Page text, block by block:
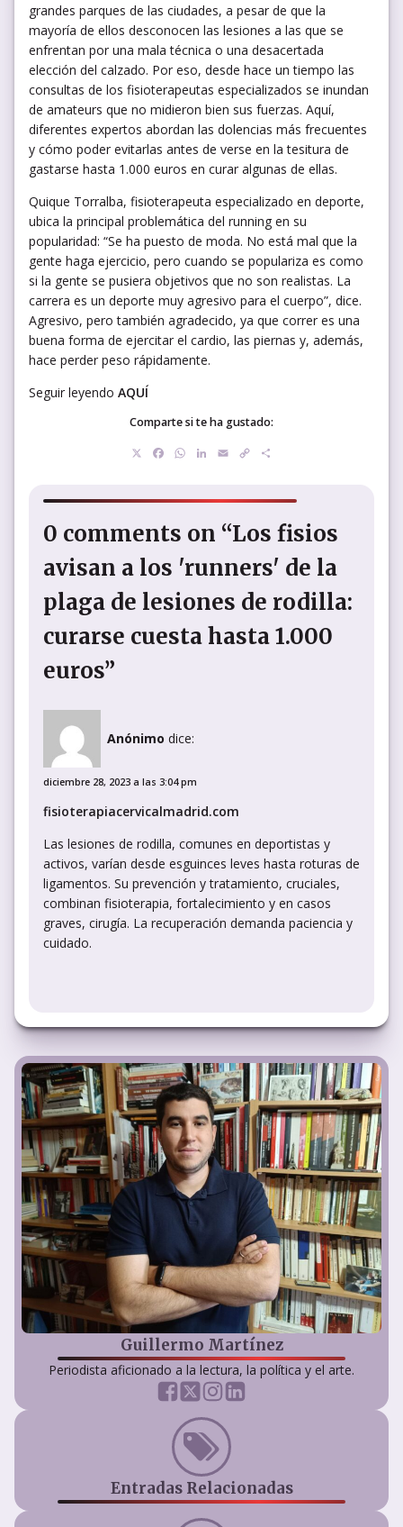
grandes parques de las ciudades, a pesar de que la
mayoría de ellos desconocen las lesiones a las que se
enfrentan por una mala técnica o una desacertada
elección del calzado. Por eso, desde hace un tiempo las
consultas de los fisioterapeutas especializados se inundan
de amateurs que no midieron bien sus fuerzas. Aquí,
diferentes expertos abordan las dolencias más frecuentes
y cómo poder evitarlas antes de verse en la tesitura de
gastarse hasta 1.000 euros en curar algunas de ellas.
Quique Torralba, fisioterapeuta especializado en deporte,
ubica la principal problemática del running en su
popularidad: “Se ha puesto de moda. No está mal que la
gente haga ejercicio, pero cuando se populariza es como
si la gente se pusiera objetivos que no son realistas. La
carrera es un deporte muy agresivo para el cuerpo”, dice.
Agresivo, pero también agradecido, ya que correr es una
buena forma de ejercitar el cardio, las piernas y, además,
hace perder peso rápidamente.
Seguir leyendo AQUÍ
Comparte si te ha gustado:
Facebook
WhatsApp
LinkedIn
EmailCopy
0 comments on “Los fisios
avisan a los 'runners' de la
plaga de lesiones de rodilla:
curarse cuesta hasta 1.000
euros”
Anónimo dice:
diciembre 28, 2023 a las 3:04 pm
fisioterapiacervicalmadrid.com
Las lesiones de rodilla, comunes en deportistas y
activos, varían desde esguinces leves hasta roturas de
ligamentos. Su prevención y tratamiento, cruciales,
combinan fisioterapia, fortalecimiento y en casos
graves, cirugía. La recuperación demanda paciencia y
cuidado.
Guillermo Martínez
Periodista aficionado a la lectura, la política y el arte.
Entradas Relacionadas